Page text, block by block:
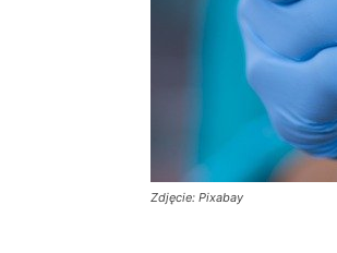
Zdjęcie: Pixabay